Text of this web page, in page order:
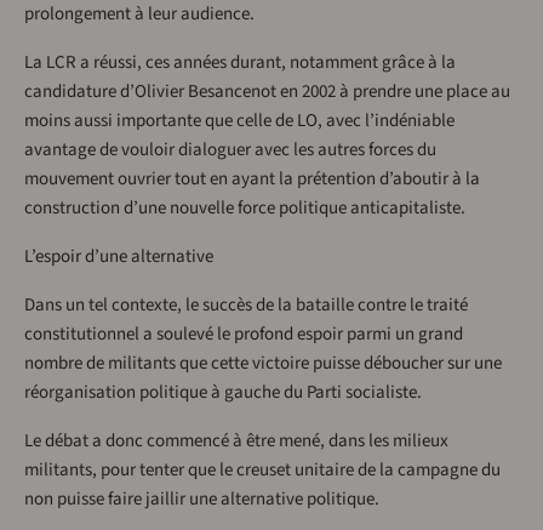
prolongement à leur audience.
La LCR a réussi, ces années durant, notamment grâce à la
candidature d’Olivier Besancenot en 2002 à prendre une place au
moins aussi importante que celle de LO, avec l’indéniable
avantage de vouloir dialoguer avec les autres forces du
mouvement ouvrier tout en ayant la prétention d’aboutir à la
construction d’une nouvelle force politique anticapitaliste.
L’espoir d’une alternative
Dans un tel contexte, le succès de la bataille contre le traité
constitutionnel a soulevé le profond espoir parmi un grand
nombre de militants que cette victoire puisse déboucher sur une
réorganisation politique à gauche du Parti socialiste.
Le débat a donc commencé à être mené, dans les milieux
militants, pour tenter que le creuset unitaire de la campagne du
non puisse faire jaillir une alternative politique.